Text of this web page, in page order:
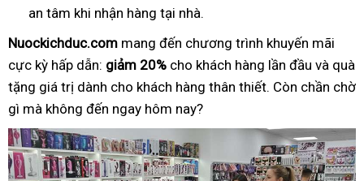
an tâm khi nhận hàng tại nhà.
Nuockichduc.com mang đến chương trình khuyến mãi
cực kỳ hấp dẫn: giảm 20% cho khách hàng lần đầu và quà
tặng giá trị dành cho khách hàng thân thiết. Còn chần chờ
gì mà không đến ngay hôm nay?